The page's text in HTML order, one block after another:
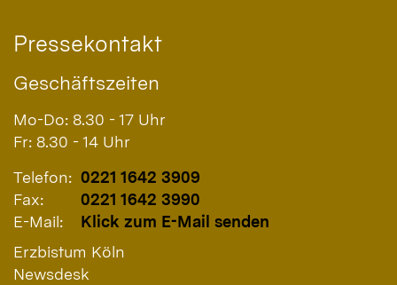
Pressekontakt
Geschäftszeiten
Mo-Do: 8.30 - 17 Uhr
Fr: 8.30 - 14 Uhr
Telefon: 0221 1642 3909
Fax:
0221 1642 3990
E-Mail:
Klick zum E-Mail senden
Erzbistum Köln
Newsdesk